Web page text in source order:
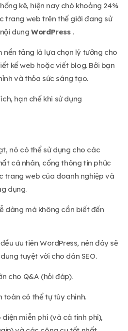
kê, hiện nay chó khoảng 24%
trang web trên thế giới đang sử
dungWordPress .
nền tảng là lựa chọn lý tưởng cho
kế web hoặc viết blog. Bởi bạn
và thỏa sức sáng tạo.
hạn chế khi sử dụng
nó có thể sử dụng cho các
cá nhân, cổng thông tin phức
trang web của doanh nghiệp và
dụng.
dàng mà không cần biết đến
ưu tiên WordPress, nên đây sẽ
tuyệt vời cho dân SEO.
cho Q&A (hỏi đáp).
toàn có thể tự tùy chỉnh.
miễn phí (và cả tính phí),